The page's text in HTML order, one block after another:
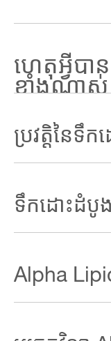
ហេតុអ្វីបា
ខ្លាំងណាស់
របស់យើង ត្រូវបាន​ប្រ
ភាពល្អ។
ប្រវត្តិនៃទឹ
សម័យទំនើបនៅតែបន្តរ
សម្រាប់មនុស្សដែលចង់
ទឹកដោះដំបូ
រាប់រយនាក់បានវិនិយោគ
កាលស្ងួត និងរក្សាទុក
Alpha